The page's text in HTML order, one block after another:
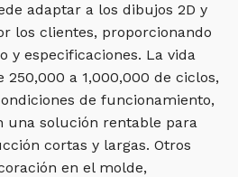
adaptar a los dibujos 2D y
los clientes, proporcionando
y especificaciones. La vida
a 1,000,000 de ciclos,
de funcionamiento,
una solución rentable para
cortas y largas. Otros
en el molde,